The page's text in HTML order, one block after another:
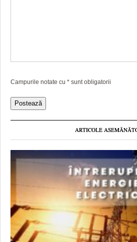
Campurile notate cu * sunt obligatorii
ARTICOLE